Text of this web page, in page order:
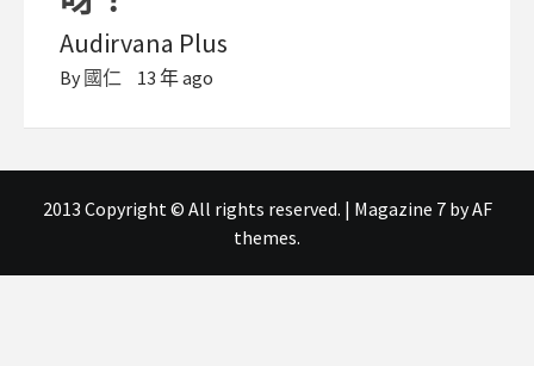
Audirvana Plus
By 國仁 13 年 ago
2013 Copyright © All rights reserved. | Magazine 7by AF
themes.